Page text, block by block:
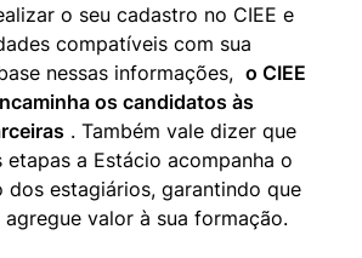
o seu cadastro no CIEE e
compatíveis com sua
nessas informações, o CIEE
os candidatos às
. Também vale dizer que
a Estácio acompanha o
dos estagiários, garantindo que
valor à sua formação.